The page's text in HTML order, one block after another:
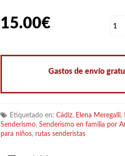
15.00€
Gastos de envío
Etiquetado en: Cádiz, Elena Meregalli,
Senderismo, Senderismo en familia por
para niños, rutas senderistas